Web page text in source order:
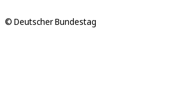
© Deutscher Bundestag